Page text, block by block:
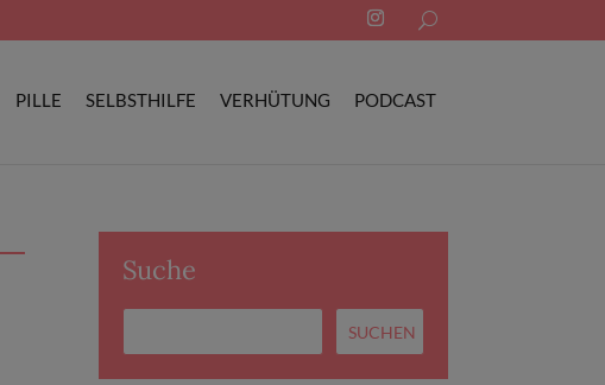
for:
PILLE SELBSTHILFE VERHÜTUNG PODCAST
Suche